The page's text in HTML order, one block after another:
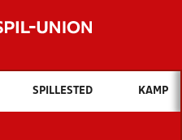
Hvad vil du søge efter?
OG NYHEDER
SPILLESTED KAMP